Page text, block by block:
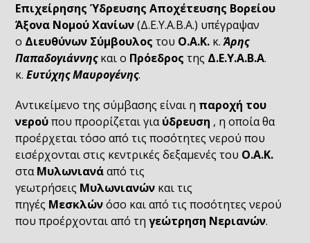
Επιχείρησης Ύδρευσης Αποχέτευσης Βορείου
Άξονα Νομού Χανίων(Δ.Ε.Υ.Α.Β.Α.) υπέγραψαν
ο Διευθύνων Σύμβουλος του Ο.Α.Κ. κ.Άρης
Παπαδογιάννηςκαι ο Πρόεδρος της Δ.Ε.Υ.Α.Β.Α.
κ.Ευτύχης Μαυρογένης.
Αντικείμενο της σύμβασης είναι η παροχή του
νερούπου προορίζεται γιαύδρευση , η οποία θα
προέρχεται τόσο από τις ποσότητες νερού που
εισέρχονται στις κεντρικές δεξαμενές του Ο.Α.Κ.
σταΜυλωνιανάαπό τις
γεωτρήσεις Μυλωνιανών και τις
πηγές Μεσκλώνόσο και από τις ποσότητες νερού
που προέρχονται από τηγεώτρηση Νεριανών.